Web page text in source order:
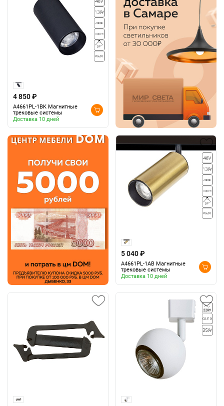
4 850 ₽
A4661PL-1BK Магнитные
трековые системы
Доставка 10 дней
5 040 ₽
A4661PL-1AB Магнитные
трековые системы
Доставка 10 дней